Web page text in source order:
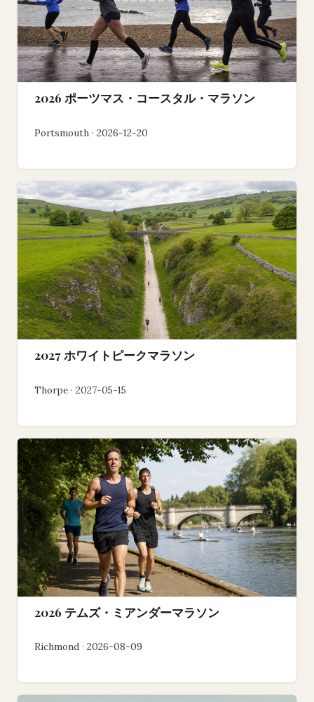
2026 ポーツマス・コースタル・マラソン
Portsmouth · 2026-12-20
2027 ホワイトピークマラソン
Thorpe · 2027-05-15
2026 テムズ・ミアンダーマラソン
Richmond · 2026-08-09